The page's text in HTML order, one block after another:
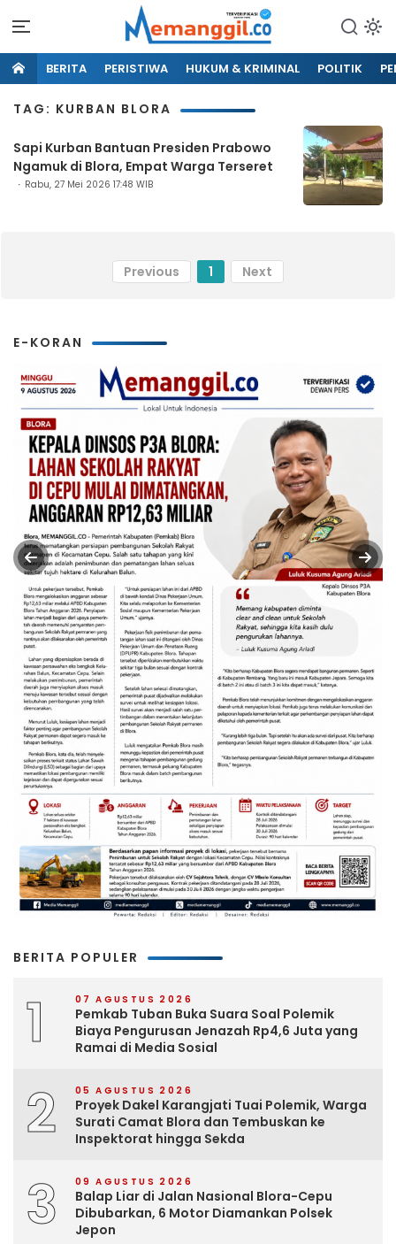
BERITA PERISTIWA HUKUM & KRIMINAL POLITIK
TAG: KURBAN BLORA
Sapi Kurban Bantuan Presiden Prabowo
Ngamuk di Blora, Empat Warga Terseret
Rabu, 27 Mei 2026 17:48 WIB
Previous 1 Next
E-KORAN
BERITA POPULER
1 07 AGUSTUS 2026
Pemkab Tuban Buka Suara Soal Polemik
Biaya Pengurusan Jenazah Rp4,6 Juta yang
Ramai di Media Sosial
2 05 AGUSTUS 2026
Proyek Dakel Karangjati Tuai Polemik, Warga
Surati Camat Blora dan Tembuskan ke
Inspektorat hingga Sekda
3 09 AGUSTUS 2026
Balap Liar di Jalan Nasional Blora-Cepu
Dibubarkan, 6 Motor Diamankan Polsek
Jepon